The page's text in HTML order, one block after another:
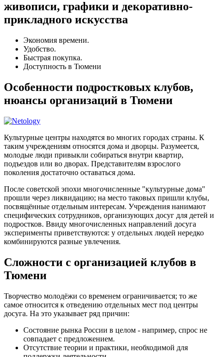
живописи, графики и декоративно-
прикладного искусства
Экономия времени.
Удобство.
Быстрая покупка.
Доступность в Тюмени
Особенности подростковых клубов,
нюансы организаций в Тюмени
Культурные центры находятся во многих городах страны. К
таким учреждениям относятся дома и дворцы. Разумеется,
молодые люди привыкли собираться внутри квартир,
подъездов или во дворах. Представителям взрослого
поколения достаточно оставаться дома.
После советской эпохи многочисленные "культурные дома"
прошли через ликвидацию; на место таковых пришли клубы,
посвящённые отдельным интересам. Учреждения нанимают
специфических сотрудников, организующих досуг для детей и
подростков. Ввиду многочисленных направлений досуга
эксперименты приветствуются: у отдельных людей нередко
комбинируются разные увлечения.
Сложности с организацией клубов в
Тюмени
Творчество молодёжи со временем ограничивается; то же
самое относится к отведению отдельных мест под центры
досуга. На это указывает ряд причин:
Состояние рынка России в целом - например, спрос не
совпадает с предложением.
Отсутствие теории и практики, необходимой для